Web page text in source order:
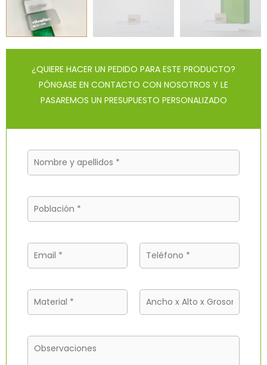
¿QUIERE HACER UN PEDIDO PARA ESTE PRODUCTO?
PÓNGASE EN CONTACTO CON NOSOTROS Y LE
PASAREMOS UN PRESUPUESTO PERSONALIZADO